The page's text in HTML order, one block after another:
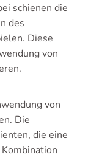
schienen die
des
Diese
von
von
Die
die eine